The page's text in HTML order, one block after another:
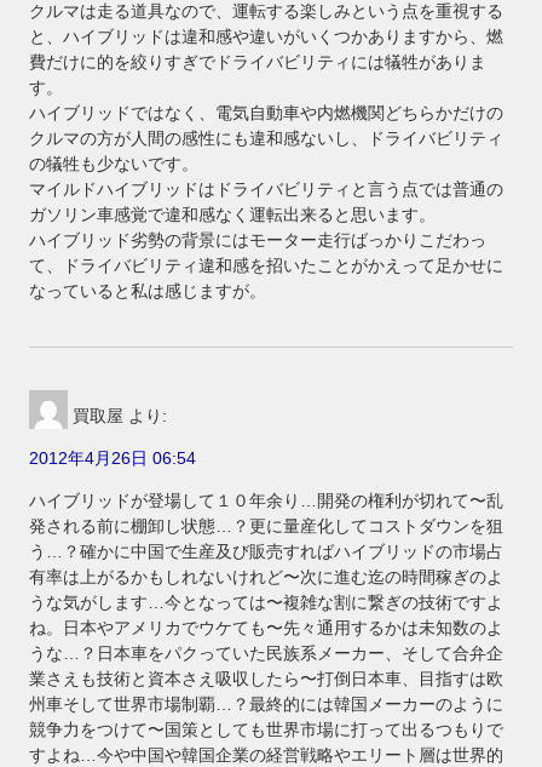
クルマは走る道具なので、運転する楽しみという点を重視する
と、ハイブリッドは違和感や違いがいくつかありますから、燃
費だけに的を絞りすぎでドライバビリティには犠牲がありま
す。
ハイブリッドではなく、電気自動車や内燃機関どちらかだけの
クルマの方が人間の感性にも違和感ないし、ドライバビリティ
の犠牲も少ないです。
マイルドハイブリッドはドライバビリティと言う点では普通の
ガソリン車感覚で違和感なく運転出来ると思います。
ハイブリッド劣勢の背景にはモーター走行ばっかりこだわっ
て、ドライバビリティ違和感を招いたことがかえって足かせに
なっていると私は感じますが。
買取屋 より:
2012年4月26日 06:54
ハイブリッドが登場して１０年余り…開発の権利が切れて〜乱
発される前に棚卸し状態…？更に量産化してコストダウンを狙
う…？確かに中国で生産及び販売すればハイブリッドの市場占
有率は上がるかもしれないけれど〜次に進む迄の時間稼ぎのよ
うな気がします…今となっては〜複雑な割に繋ぎの技術ですよ
ね。日本やアメリカでウケても〜先々通用するかは未知数のよ
うな…？日本車をパクっていた民族系メーカー、そして合弁企
業さえも技術と資本さえ吸収したら〜打倒日本車、目指すは欧
州車そして世界市場制覇…？最終的には韓国メーカーのように
競争力をつけて〜国策としても世界市場に打って出るつもりで
すよね…今や中国や韓国企業の経営戦略やエリート層は世界的